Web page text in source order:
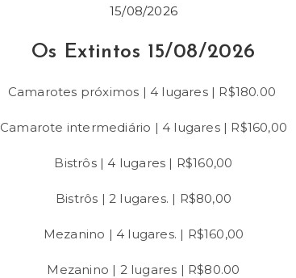
Os Extintos 15/08/2026
Camarotes próximos | 4 lugares | R$180.00
Camarote intermediário | 4 lugares | R$160,00
Bistrôs | 4 lugares | R$160,00
Bistrôs | 2 lugares. | R$80,00
Mezanino | 4 lugares. | R$160,00
Mezanino | 2 lugares | R$80.00